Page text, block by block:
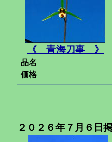
《 青海刀事 》
品名
価格
２０２６年７月６日